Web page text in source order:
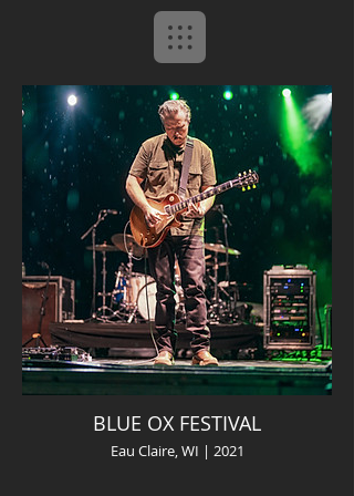
BLUE OX FESTIVAL
Eau Claire, WI | 2021